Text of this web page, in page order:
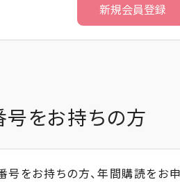
号をお持ちの方
号をお持ちの方、年間購読をお